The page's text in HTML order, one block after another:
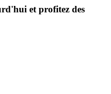
et profitez des